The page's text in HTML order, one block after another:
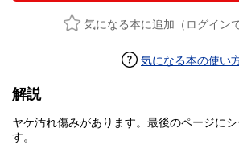
気になる本に追加（ログイン
気になる本の使い
解説
ヤケ汚れ傷みがあります。最後のページに
す。